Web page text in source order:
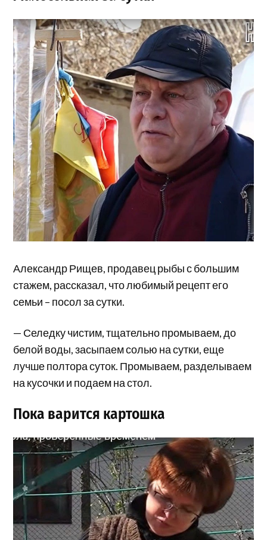
Александр Рищев, продавец рыбы с большим
стажем, рассказал, что любимый рецепт его
семьи – посол за сутки.
— Селедку чистим, тщательно промываем, до
белой воды, засыпаем солью на сутки, еще
лучше полтора суток. Промываем, разделываем
на кусочки и подаем на стол.
Пока варится картошка